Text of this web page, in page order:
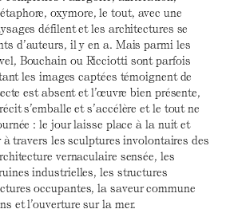
oxymore, le tout, avec une
défilent et les architectures se
d’auteurs, il y en a. Mais parmi les
Bouchain ou Ricciotti sont parfois
les images captées témoignent de
est absent et l’œuvre bien présente,
s’emballe et s’accélère et le tout ne
: le jour laisse place à la nuit et
travers les sculptures involontaires des
vernaculaire sensée, les
industrielles, les structures
occupantes, la saveur commune
et l’ouverture sur la mer.